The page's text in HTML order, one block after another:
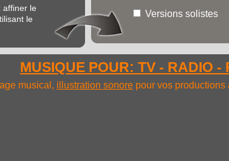
affiner le
le
Versions solistes
MUSIQUE POUR: TV - RADIO
musical, illustration sonore pour vos